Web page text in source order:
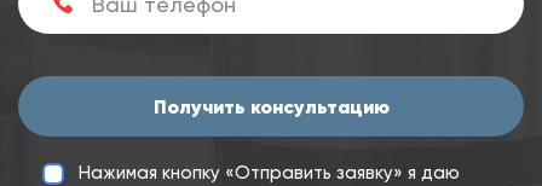
Получить консультацию
Нажимая кнопку «Отправить заявку» я даю